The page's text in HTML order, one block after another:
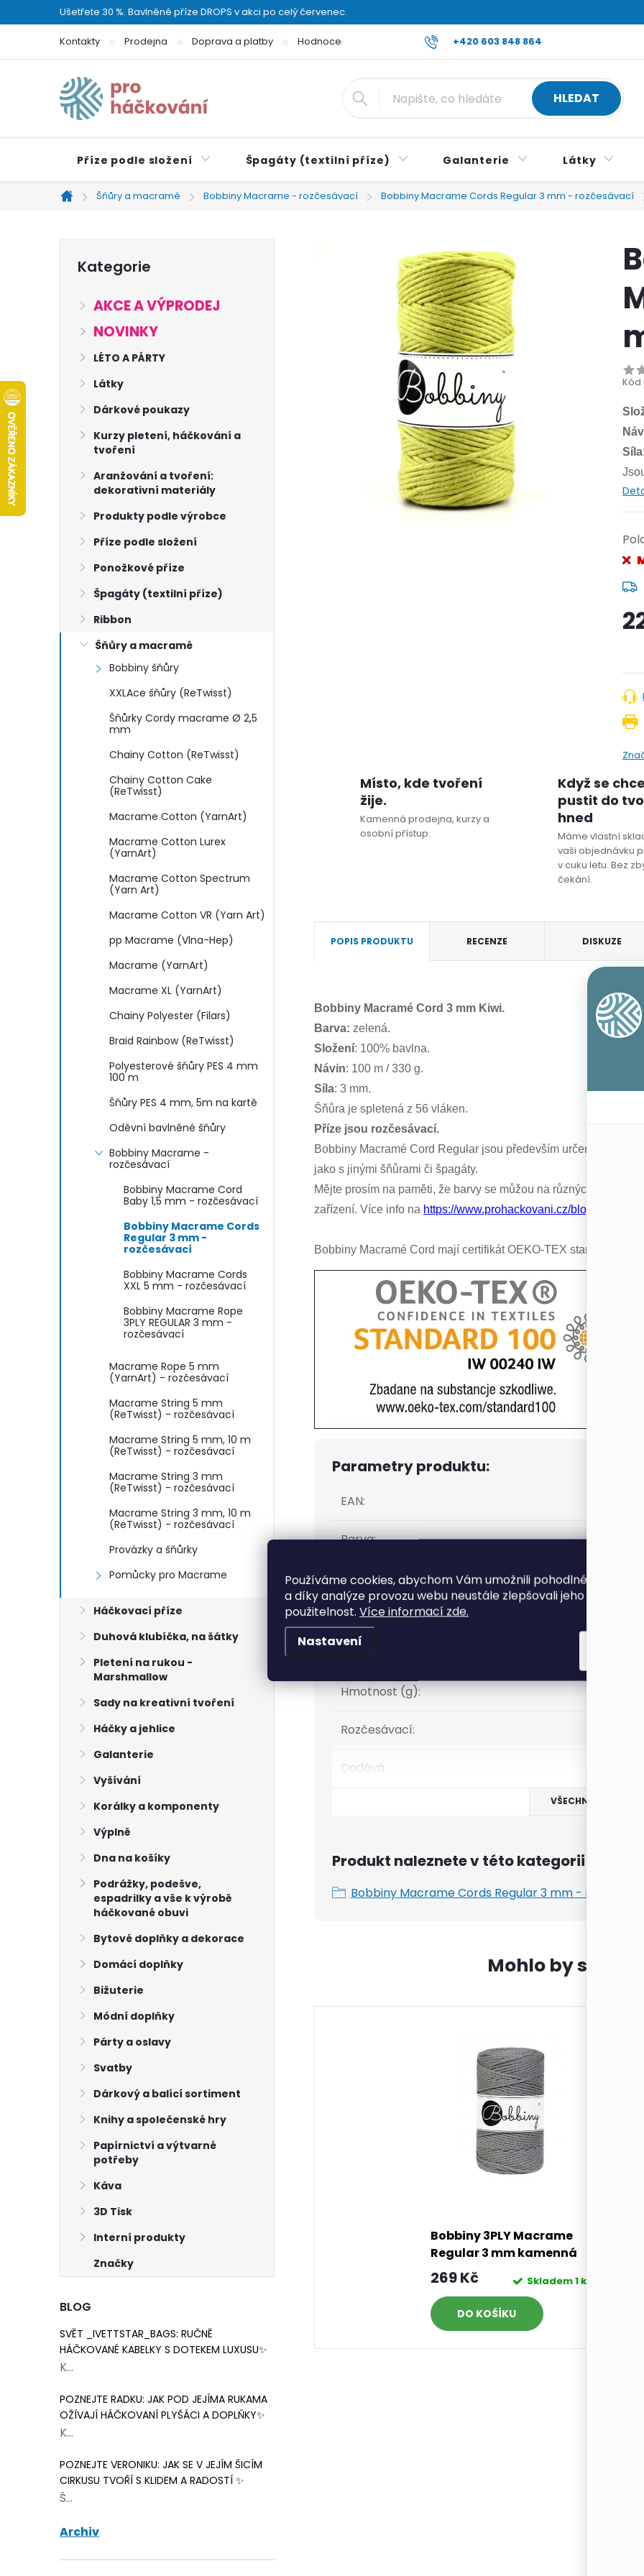
Používáme cookies, abychom Vám umožnili pohodlné prohlížení
a díky analýze provozu webu neustále zlepšovali jeho funkce,
použitelnost. Více informací zde.
Nastavení
na
Ušetřete 30 %. Bavlněné příze DROPS v akci po celý červenec.
+420 603 848 864
Kontakty Prodejna Doprava a platby Hodnocení obchodu Reklamace a vrácení zboží Všeobecné
HLEDAT
Příze podle složení Špagáty (textilní příze) Galanterie Látky
Domů
Šňůry a macramé Bobbiny Macrame - rozčesávací Bobbiny Macrame Cords Regular 3 mm - rozčesávací
kategorie
Kategorie
AKCE A VÝPRODEJ
NOVINKY
LÉTO A PÁRTY
Látky
Dárkové poukazy
Kurzy pletení, háčkování a
tvoření
Aranžování a tvoření:
dekorativní materiály
Produkty podle výrobce
Příze podle složení
Ponožkové příze
Špagáty (textilní příze)
Ribbon
Šňůry a macramé
Bobbiny šňůry
XXLAce šňůry (ReTwisst)
Šňůrky Cordy macrame Ø 2,5
mm
Chainy Cotton (ReTwisst)
Chainy Cotton Cake
(ReTwisst)
Macrame Cotton (YarnArt)
Macrame Cotton Lurex
(YarnArt)
Macrame Cotton Spectrum
(Yarn Art)
Macrame Cotton VR (Yarn Art)
pp Macrame (Vlna-Hep)
Macrame (YarnArt)
Macrame XL (YarnArt)
Chainy Polyester (Filars)
Braid Rainbow (ReTwisst)
Polyesterové šňůry PES 4 mm
100 m
Šňůry PES 4 mm, 5m na kartě
Oděvní bavlněné šňůry
Bobbiny Macrame -
rozčesávací
Bobbiny Macrame Cord
Baby 1,5 mm - rozčesávací
Bobbiny Macrame Cords
Regular 3 mm -
rozčesávací
Bobbiny Macrame Cords
XXL 5 mm - rozčesávací
Bobbiny Macrame Rope
3PLY REGULAR 3 mm -
rozčesávací
Macrame Rope 5 mm
(YarnArt) - rozčesávací
Macrame String 5 mm
(ReTwisst) - rozčesávací
Macrame String 5 mm, 10 m
(ReTwisst) - rozčesávací
Macrame String 3 mm
(ReTwisst) - rozčesávací
Macrame String 3 mm, 10 m
(ReTwisst) - rozčesávací
Provázky a šňůrky
Pomůcky pro Macrame
Háčkovací příze
Duhová klubíčka, na šátky
Pletení na rukou -
Marshmallow
Sady na kreativní tvoření
Háčky a jehlice
Galanterie
Vyšívání
Korálky a komponenty
Výplně
Dna na košíky
Podrážky, podešve,
espadrilky a vše k výrobě
háčkované obuvi
Bytové doplňky a dekorace
Domácí doplňky
Bižuterie
Módní doplňky
Párty a oslavy
Svatby
Dárkový a balící sortiment
Knihy a společenské hry
Papírnictví a výtvarné
potřeby
Káva
3D Tisk
Interní produkty
Značky
BLOG
SVĚT _IVETTSTAR_BAGS: RUČNĚ
HÁČKOVANÉ KABELKY S DOTEKEM LUXUSU✨
K...
POZNEJTE RADKU: JAK POD JEJÍMA RUKAMA
OŽÍVAJÍ HÁČKOVANÍ PLYŠÁCI A DOPLŇKY✨
K...
POZNEJTE VERONIKU: JAK SE V JEJÍM ŠICÍM
CIRKUSU TVOŘÍ S KLIDEM A RADOSTÍ ✨
Š...
Archiv
Kód
Síla
Místo, kde tvoření
žije.
Kamenná prodejna, kurzy a
osobní přístup.
Když se
pustit do
hned
Máme vlastní
vaši objednávku
v cuku letu. Bez
čekání.
POPIS PRODUKTU RECENZE DISKUZE
Bobbiny Macramé Cord 3 mm Kiwi.
Barva: zelená.
Složení: 100% bavlna.
Návin: 100 m / 330 g.
Síla: 3 mm.
Šňůra je spletená z 56 vláken.
Příze jsou rozčesávací.
Bobbiny Macramé Cord Regular jsou především určené pro
jako s jinými šňůrami či špagáty.
Mějte prosím na paměti, že barvy se můžou na různých
zařízení. Více info na https://www.prohackovani.cz/blog/ach-ty-
Bobbiny Macramé Cord mají certifikát OEKO-TEX standard 100
Parametry produktu:
EAN:
Barva:
? Materiál:
Výrobce nebo značka produktu
Hmotnost (g):
Rozčesávací:
Dodává:
VŠECHNY
Produkt naleznete v této kategorii
Bobbiny Macrame Cords Regular 3 mm -
Bobbiny 3PLY Macrame
Regular 3 mm kamenná
šedá (Stone Grey)
269 Kč Skladem1 ks
DO KOŠÍKU